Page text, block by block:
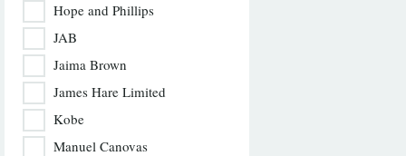
Hope and Phillips
JAB
Jaima Brown
James Hare Limited
Kobe
Manuel Canovas